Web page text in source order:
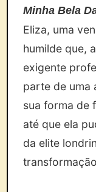
Minha Bela
Eliza, uma
humilde que,
exigente
parte de uma
sua forma de
até que ela
da elite